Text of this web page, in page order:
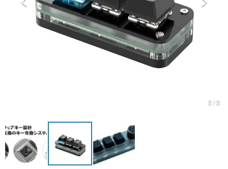
運営：株式会社マレ
2 / 3